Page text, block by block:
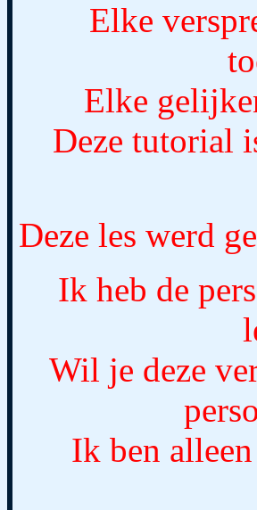
Elke
Elke
Deze tutorial
Deze les werd
Ik heb de
Wil je deze
Ik ben